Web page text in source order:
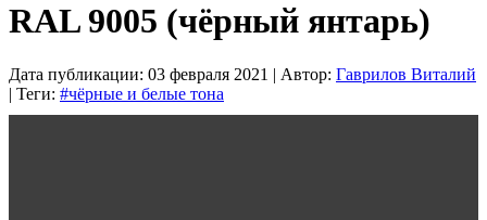
RAL 9005 (чёрный янтарь)
Дата публикации: 03 февраля 2021 | Автор: Гаврилов Виталий
| Теги: #чёрные и белые тона